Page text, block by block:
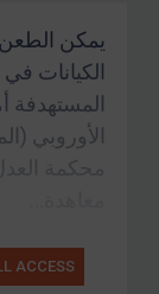
يمكن الطعن
الكيانات
المستهدفة
الأوروبي
ACCESS